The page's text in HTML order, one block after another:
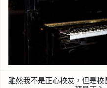
雖然我不是正心校友，但是校